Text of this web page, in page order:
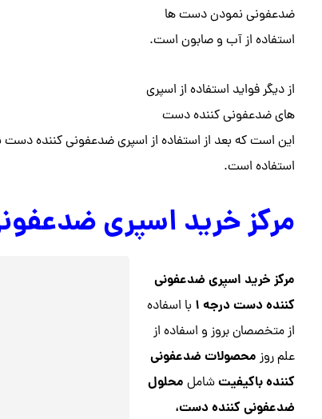
ضدعفونی نمودن دست ها
استفاده از آب و صابون است.
از دیگر فواید استفاده از اسپری
های ضدعفونی کننده دست
این است که بعد از استفاده از اسپری ضدعفونی کننده
استفاده است.
مرکز خرید اسپری
مرکز خرید اسپری ضدعفونی
کننده دست درجه ۱
با اسفاده
از متخصصان بروز و اسفاده از
علم روزمحصولات ضدعفونی
کننده باکیفیتشامل محلول
ضدعفونی کننده دست،